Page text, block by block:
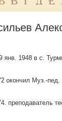
янв. 1948 в с.
окончил Муз.-пед.
преподаватель